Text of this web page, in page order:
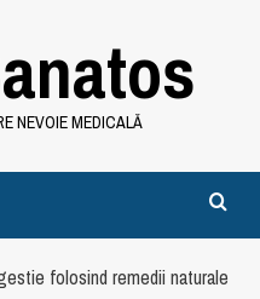
NEVOIE MEDICALĂ
folosind remedii naturale